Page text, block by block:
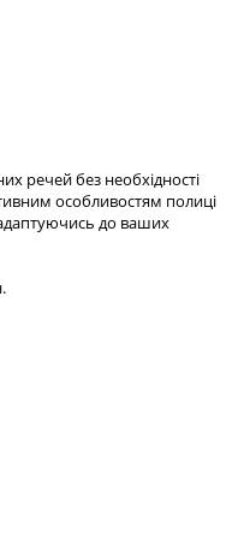
речей без необхідності
особливостям полиці
до ваших